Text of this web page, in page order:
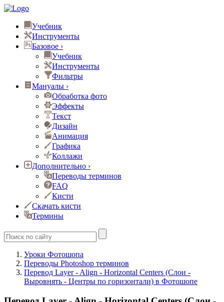
Учебник
Инструменты
Базовое ›
Учебник
Инструменты
Фильтры
Мануалы ›
Обработка фото
Эффекты
Текст
Дизайн
Анимация
Графика
Коллажи
Дополнительно ›
Переводы терминов
FAQ
Кисти
Скачать кисти
Термины
Уроки Фотошопа
Переводы Photoshop терминов
Перевод Layer - Align - Horizontal Centers (Слои -
Выровнять - Центры по горизонтали) в Фотошопе